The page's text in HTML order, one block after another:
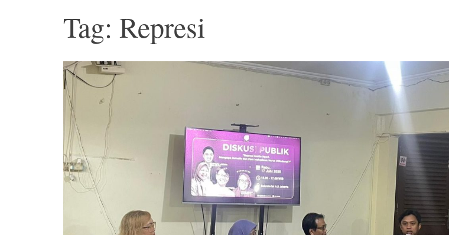
Tag: Represi